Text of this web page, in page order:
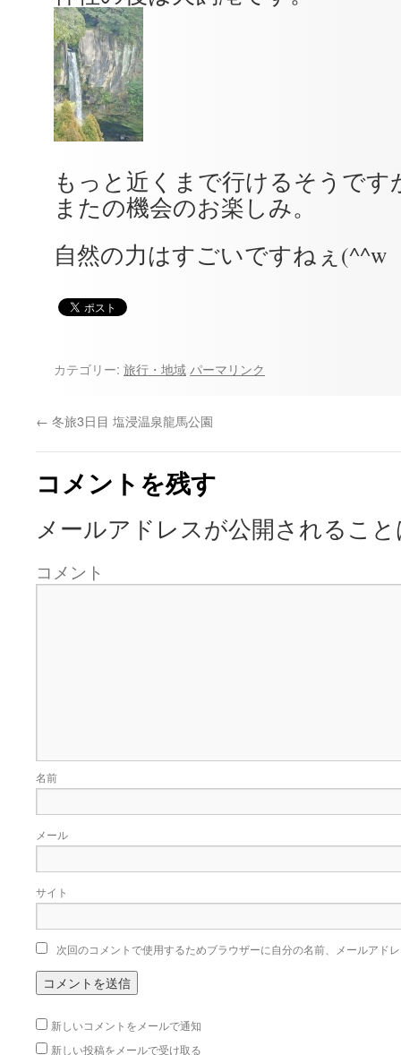
もっと近くまで行けるそうです
またの機会のお楽しみ。
自然の力はすごいですねぇ(^^w
カテゴリー: 旅行・地域 パーマリンク
← 冬旅3日目 塩浸温泉龍馬公園
コメントを残す
メールアドレスが公開されるこ
コメント
名前
メール
サイト
次回のコメントで使用するためブラウザーに自分の名前、メールアド
新しいコメントをメールで通知
新しい投稿をメールで受け取る